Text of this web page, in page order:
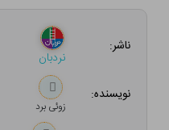
ناشر:
نردبان
نویسنده:
زوئی برد